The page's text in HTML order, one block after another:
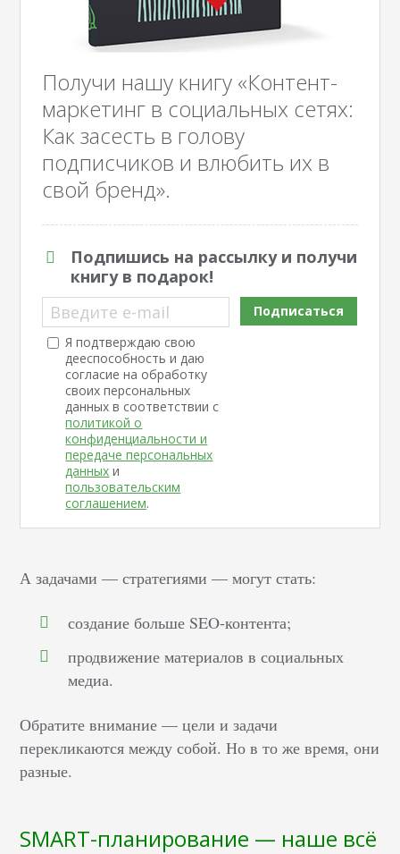
Получи нашу книгу «Контент-
маркетинг в социальных сетях:
Как засесть в голову
подписчиков и влюбить их в
свой бренд».
Подпишись на рассылку и получи
книгу в подарок!
Введите e-mail
Я подтверждаю свою
дееспособность и даю
согласие на обработку
своих персональных
данных в соответствии с
политикой о
конфиденциальности и
передаче персональных
данных и
пользовательским
соглашением.
Подписаться
А задачами — стратегиями — могут стать:
создание больше SEO-контента;
продвижение материалов в социальных
медиа.
Обратите внимание — цели и задачи
перекликаются между собой. Но в то же время, они
разные.
SMART-планирование — наше всё